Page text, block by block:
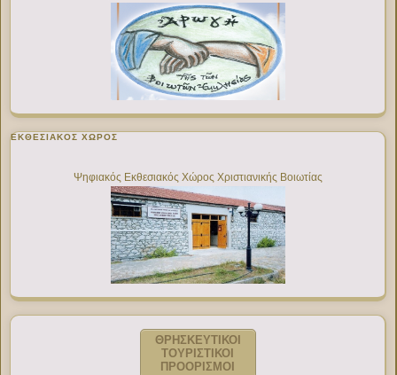
ΕΚΘΕΣΙΑΚΌΣ ΧΏΡΟΣ
Ψηφιακός Εκθεσιακός Χώρος Χριστιανικής Βοιωτίας
ΘΡΗΣΚΕΥΤΙΚΟΙ
ΤΟΥΡΙΣΤΙΚΟΙ
ΠΡΟΟΡΙΣΜΟΙ